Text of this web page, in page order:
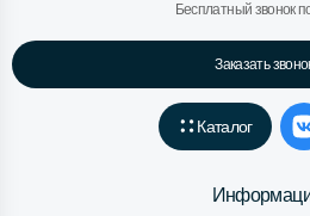
Бесплатный звонок
Заказать
Каталог